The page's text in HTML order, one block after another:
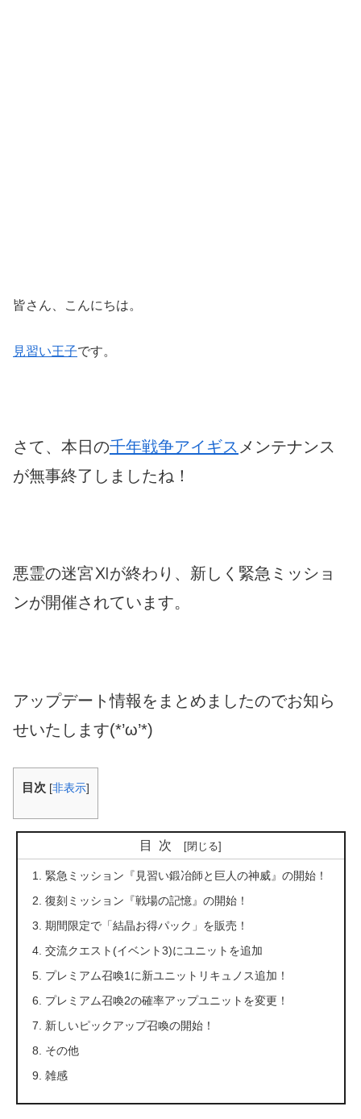
皆さん、こんにちは。
見習い王子です。
さて、本日の千年戦争アイギス メンテナンス
が無事終了しましたね！
悪霊の迷宮Ⅺが終わり、新しく緊急ミッショ
ンが開催されています。
アップデート情報をまとめましたのでお知ら
せいたします(*’ω’*)
目次 [非表示]
目次
緊急ミッション『見習い鍛冶師と巨人の神威』の開始！
復刻ミッション『戦場の記憶』の開始！
期間限定で「結晶お得パック」を販売！
交流クエスト(イベント3)にユニットを追加
プレミアム召喚1に新ユニットリキュノス追加！
プレミアム召喚2の確率アップユニットを変更！
新しいピックアップ召喚の開始！
その他
雑感